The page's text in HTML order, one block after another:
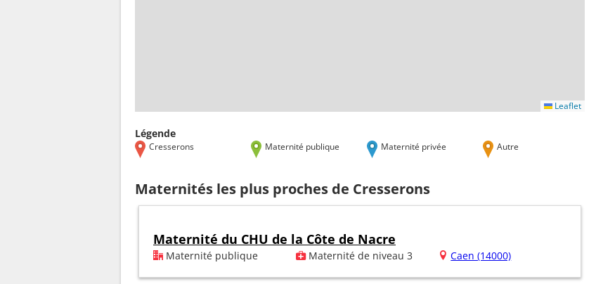
Leaflet
Légende
Cresserons Maternité publique Maternité privée Autre
Maternités les plus proches de Cresserons
Maternité du CHU de la Côte de Nacre
Maternité publique Maternité de niveau 3 Caen (14000)